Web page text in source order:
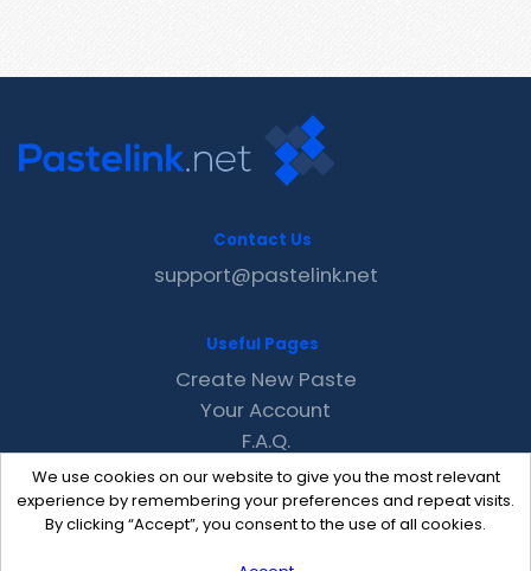
We use cookies on our website to give you the most relevant
experience by remembering your preferences and repeat visits.
By clicking “Accept”, you consent to the use of all cookies.
Contact Us
support@pastelink.net
Useful Pages
Create New Paste
Your Account
F.A.Q.
Recent
Contact